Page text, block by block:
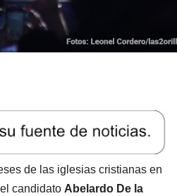
de las iglesias cristianas en
candidato Abelardo De la